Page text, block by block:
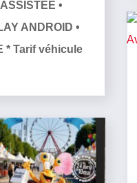
•
ANDROID •
* Tarif véhicule